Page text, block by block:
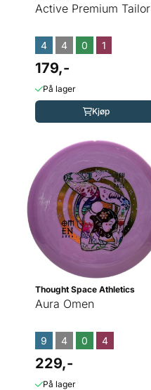
Active Premium Tailor
4 4 0 1
179,-
På lager
Kjøp
Thought Space Athletics
Aura Omen
9 4 0 4
229,-
På lager